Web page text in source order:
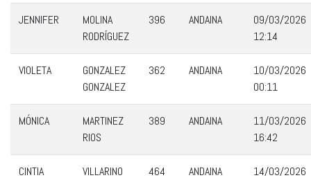
JENNIFER
MOLINA
RODRÍGUEZ
396 ANDAINA
09/03/2026
12:14
VIOLETA
GONZALEZ
GONZALEZ
362 ANDAINA
10/03/2026
00:11
MÓNICA
MARTINEZ
RIOS
389 ANDAINA
11/03/2026
16:42
CINTIA
VILLARINO
464 ANDAINA
14/03/2026